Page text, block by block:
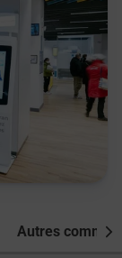
Autres